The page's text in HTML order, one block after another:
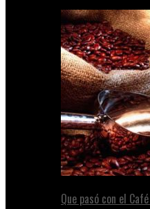
Que pasó con el